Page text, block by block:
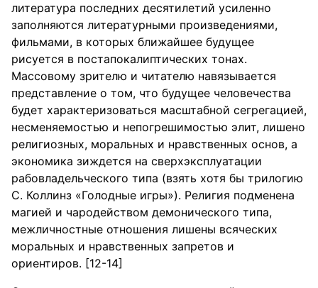
литература последних десятилетий усиленно
заполняются литературными произведениями,
фильмами, в которых ближайшее будущее
рисуется в постапокалиптических тонах.
Массовому зрителю и читателю навязывается
представление о том, что будущее человечества
будет характеризоваться масштабной сегрегацией,
несменяемостью и непогрешимостью элит, лишено
религиозных, моральных и нравственных основ, а
экономика зиждется на сверхэксплуатации
рабовладельческого типа (взять хотя бы трилогию
С. Коллинз «Голодные игры»). Религия подменена
магией и чародейством демонического типа,
межличностные отношения лишены всяческих
моральных и нравственных запретов и
ориентиров. [12-14]